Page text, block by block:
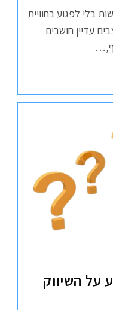
בלי לפגוע בחוויית
עדיין חושבים
השיווק